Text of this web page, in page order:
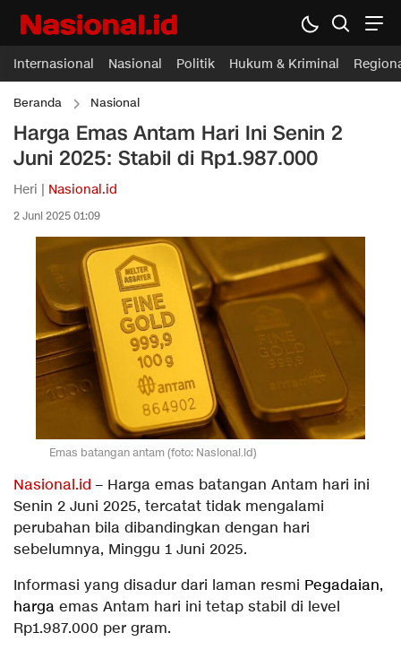
Internasional Nasional Politik Hukum & Kriminal
Beranda Nasional
Harga Emas Antam Hari Ini Senin 2
Juni 2025: Stabil di Rp1.987.000
Heri | Nasional.id
2 Juni 2025 01:09
Emas batangan antam (foto: Nasional.id)
Nasional.id – Harga emas batangan Antam hari ini
Senin 2 Juni 2025, tercatat tidak mengalami
perubahan bila dibandingkan dengan hari
sebelumnya, Minggu 1 Juni 2025.
Informasi yang disadur dari laman resmi Pegadaian,
harga emas Antam hari ini tetap stabil di level
Rp1.987.000 per gram.